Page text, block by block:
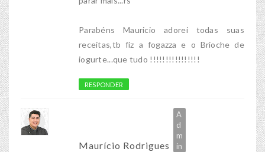
Parabéns Mauricio adorei todas suas
receitas,tb fiz a fogazza e o Brioche de
iogurte...que tudo !!!!!!!!!!!!!!!!
RESPONDER
Maurício Rodrigues